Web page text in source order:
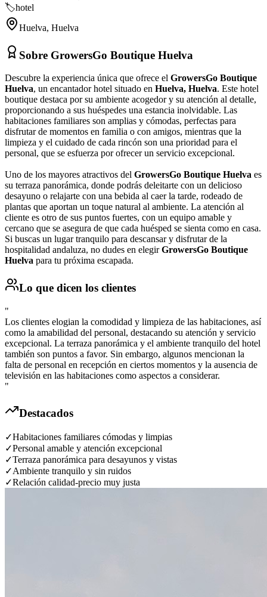
🏷️hotel
Huelva, Huelva
Sobre GrowersGo Boutique Huelva
Descubre la experiencia única que ofrece el GrowersGo Boutique
Huelva, un encantador hotel situado en Huelva, Huelva. Este hotel
boutique destaca por su ambiente acogedor y su atención al detalle,
proporcionando a sus huéspedes una estancia inolvidable. Las
habitaciones familiares son amplias y cómodas, perfectas para
disfrutar de momentos en familia o con amigos, mientras que la
limpieza y el cuidado de cada rincón son una prioridad para el
personal, que se esfuerza por ofrecer un servicio excepcional.
Uno de los mayores atractivos del GrowersGo Boutique Huelva es
su terraza panorámica, donde podrás deleitarte con un delicioso
desayuno o relajarte con una bebida al caer la tarde, rodeado de
plantas que aportan un toque natural al ambiente. La atención al
cliente es otro de sus puntos fuertes, con un equipo amable y
cercano que se asegura de que cada huésped se sienta como en casa.
Si buscas un lugar tranquilo para descansar y disfrutar de la
hospitalidad andaluza, no dudes en elegirGrowersGo Boutique
Huelva para tu próxima escapada.
Lo que dicen los clientes
"
Los clientes elogian la comodidad y limpieza de las habitaciones, así
como la amabilidad del personal, destacando su atención y servicio
excepcional. La terraza panorámica y el ambiente tranquilo del hotel
también son puntos a favor. Sin embargo, algunos mencionan la
falta de personal en recepción en ciertos momentos y la ausencia de
televisión en las habitaciones como aspectos a considerar.
"
Destacados
✓Habitaciones familiares cómodas y limpias
✓Personal amable y atención excepcional
✓Terraza panorámica para desayunos y vistas
✓Ambiente tranquilo y sin ruidos
✓Relación calidad-precio muy justa